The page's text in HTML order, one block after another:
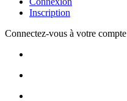
Inscription
Connectez-vous à votre compte